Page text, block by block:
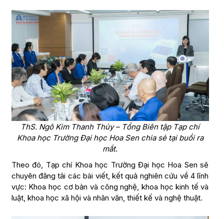
ThS. Ngô Kim Thanh Thủy – Tổng Biên tập Tạp chí
Khoa học Trường Đại học Hoa Sen chia sẻ tại buổi ra
mắt.
Theo đó, Tạp chí Khoa học Trường Đại học Hoa Sen sẽ
chuyên đăng tải các bài viết, kết quả nghiên cứu về 4 lĩnh
vực: Khoa học cơ bản và công nghệ, khoa học kinh tế và
luật, khoa học xã hội và nhân văn, thiết kế và nghệ thuật.